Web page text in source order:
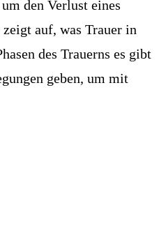
den Verlust eines
auf, was Trauer in
des Trauerns es gibt
geben, um mit